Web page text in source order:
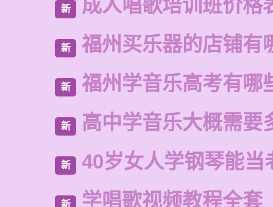
新 成人唱歌培训班价格
新 福州买乐器的店铺有
新 福州学音乐高考有哪
新 高中学音乐大概需要
新 40岁女人学钢琴能当
新 学唱歌视频教程全套